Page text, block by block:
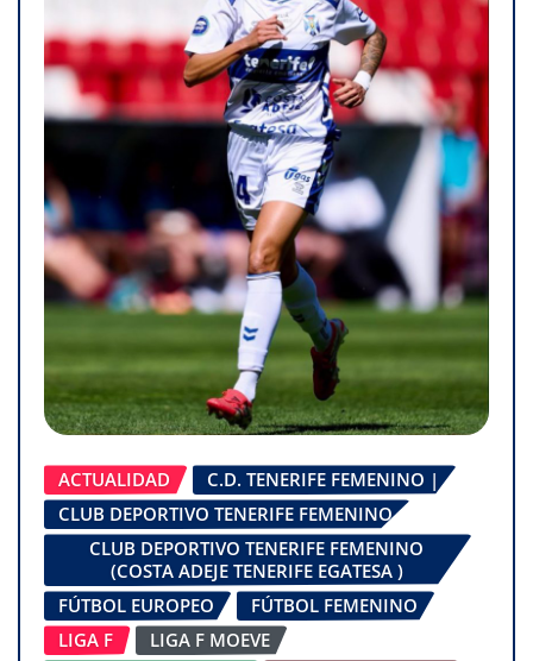
ACTUALIDAD
C.D. TENERIFE FEMENINO |
CLUB DEPORTIVO TENERIFE FEMENINO
CLUB DEPORTIVO TENERIFE FEMENINO
(COSTA ADEJE TENERIFE EGATESA )
FÚTBOL EUROPEO
FÚTBOL FEMENINO
LIGA F
LIGA F MOEVE